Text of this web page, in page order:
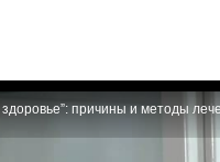
здоровье”: причины и методы